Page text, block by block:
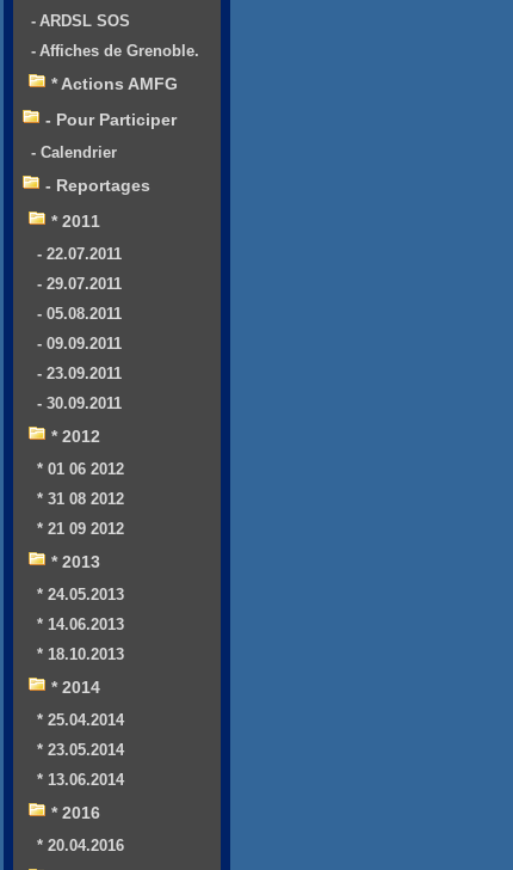
- ARDSL SOS
- Affiches de Grenoble.
* Actions AMFG
- Pour Participer
- Calendrier
- Reportages
* 2011
- 22.07.2011
- 29.07.2011
- 05.08.2011
- 09.09.2011
- 23.09.2011
- 30.09.2011
* 2012
* 01 06 2012
* 31 08 2012
* 21 09 2012
* 2013
* 24.05.2013
* 14.06.2013
* 18.10.2013
* 2014
* 25.04.2014
* 23.05.2014
* 13.06.2014
* 2016
* 20.04.2016